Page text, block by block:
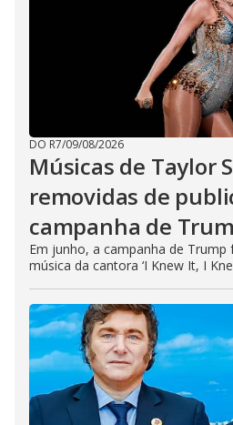
DO R7/09/08/2026
Músicas de Taylor
removidas de
campanha de
Em junho, a campanha de
música da cantora ‘I Knew It, I